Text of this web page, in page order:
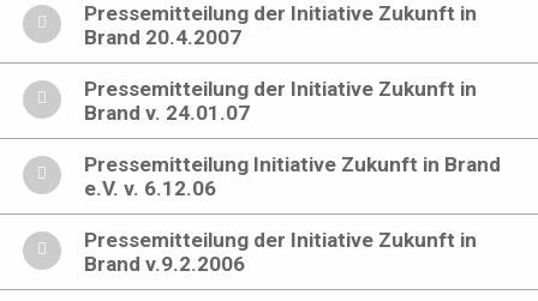
Pressemitteilung der Initiative Zukunft in
Brand 20.4.2007
Pressemitteilung der Initiative Zukunft in
Brand v. 24.01.07
Pressemitteilung Initiative Zukunft in Brand
e.V. v. 6.12.06
Pressemitteilung der Initiative Zukunft in
Brand v.9.2.2006